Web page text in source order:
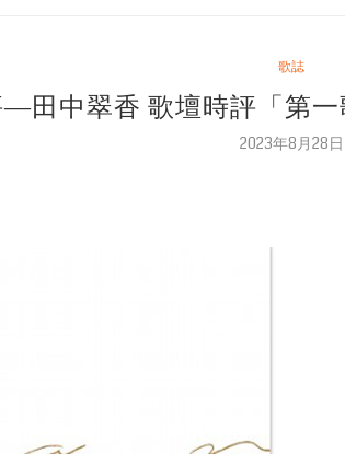
歌誌
田中翠香 歌壇時評「第
2023年8月28日